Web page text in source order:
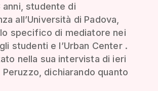
anni, studente di
all’Università di Padova,
specifico di mediatore nei
studenti e l’Urban Center .
nella sua intervista di ieri
Peruzzo, dichiarando quanto